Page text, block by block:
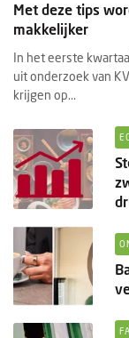
Met deze tips
makkelijker
In het eerste
uit onderzoek van
krijgen op...